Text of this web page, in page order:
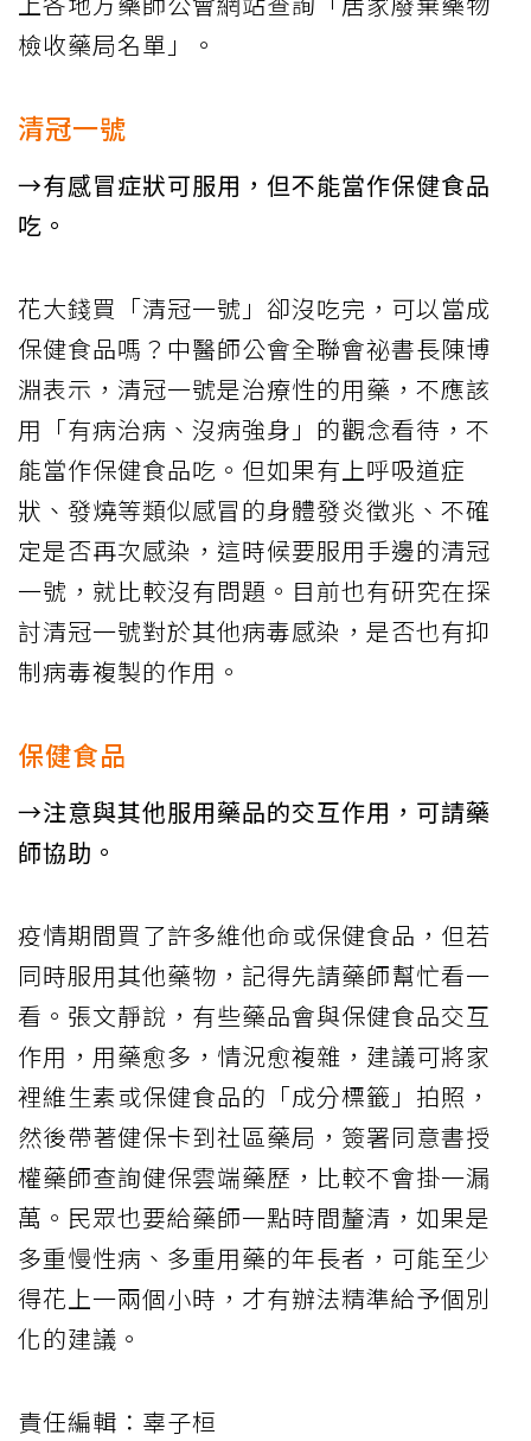
檢收藥局名單」。
清冠一號
→有感冒症狀可服用，但不能當作保健食品
吃。
花大錢買「清冠一號」卻沒吃完，可以當成
保健食品嗎？中醫師公會全聯會祕書長陳博
淵表示，清冠一號是治療性的用藥，不應該
用「有病治病、沒病強身」的觀念看待，不
能當作保健食品吃。但如果有上呼吸道症
狀、發燒等類似感冒的身體發炎徵兆、不確
定是否再次感染，這時候要服用手邊的清冠
一號，就比較沒有問題。目前也有研究在探
討清冠一號對於其他病毒感染，是否也有抑
制病毒複製的作用。
保健食品
→注意與其他服用藥品的交互作用，可請藥
師協助。
疫情期間買了許多維他命或保健食品，但若
同時服用其他藥物，記得先請藥師幫忙看一
看。張文靜說，有些藥品會與保健食品交互
作用，用藥愈多，情況愈複雜，建議可將家
裡維生素或保健食品的「成分標籤」拍照，
然後帶著健保卡到社區藥局，簽署同意書授
權藥師查詢健保雲端藥歷，比較不會掛一漏
萬。民眾也要給藥師一點時間釐清，如果是
多重慢性病、多重用藥的年長者，可能至少
得花上一兩個小時，才有辦法精準給予個別
化的建議。
責任編輯：辜子桓